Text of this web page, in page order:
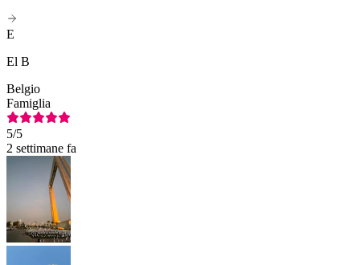
E
El B
Belgio
Famiglia
5/5
2 settimane fa